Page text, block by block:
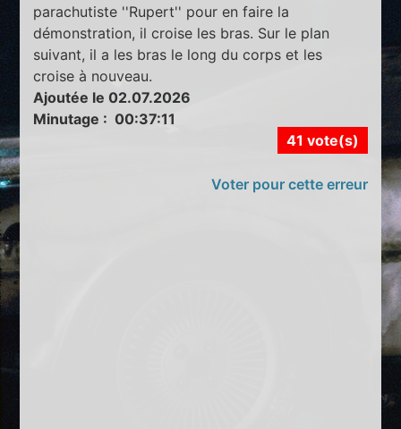
parachutiste ''Rupert'' pour en faire la
démonstration, il croise les bras. Sur le plan
suivant, il a les bras le long du corps et les
croise à nouveau.
Ajoutée le 02.07.2026
Minutage : 00:37:11
41 vote(s)
Voter pour cette erreur